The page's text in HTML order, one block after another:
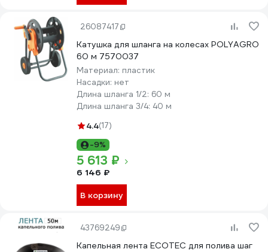
26087417
Катушка для шланга на колесах POLYAGRO
60 м 7570037
Материал: пластик
Насадки: нет
Длина шланга 1/2: 60 м
Длина шланга 3/4: 40 м
4.4(17)
-9%
5 613 ₽
6 146 ₽
В корзину
43769249
Капельная лента ECOTEC для полива шаг